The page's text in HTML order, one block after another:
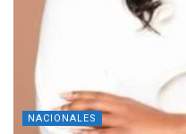
NACIONALES